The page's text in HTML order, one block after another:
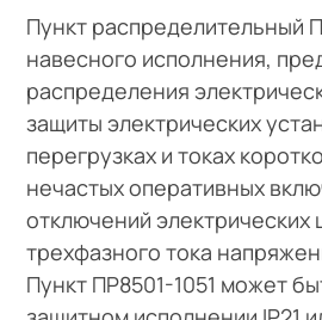
Пункт распределительный
навесного исполнения,
распределения
защиты электрических
перегрузках и токах
нечастых оперативных
отключений электрических
трехфазного тока
Пункт ПР8501-1051 может